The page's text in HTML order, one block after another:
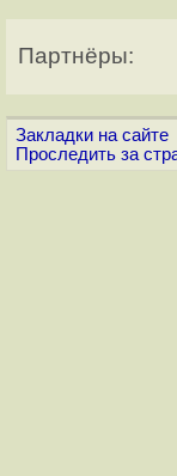
Партнёры:
Закладки на сайте
Проследить за